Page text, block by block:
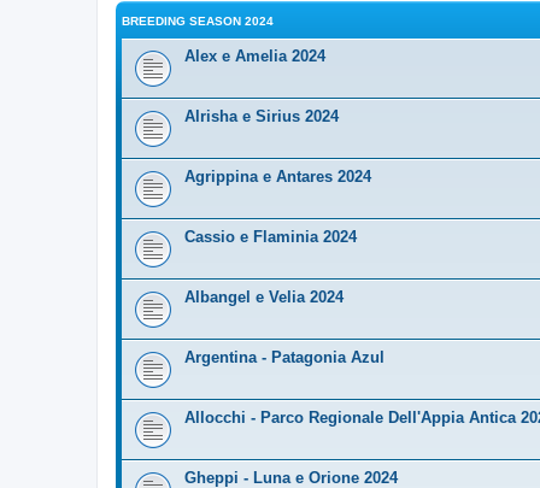
BREEDING SEASON 2024
Alex e Amelia 2024
Alrisha e Sirius 2024
Agrippina e Antares 2024
Cassio e Flaminia 2024
Albangel e Velia 2024
Argentina - Patagonia Azul
Allocchi - Parco Regionale Dell'Appia Antica
Gheppi - Luna e Orione 2024